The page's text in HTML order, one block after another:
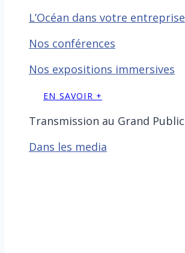
L’Océan dans votre entreprise
Nos conférences
Nos expositions immersives
EN SAVOIR +
Transmission au Grand Public
Dans les media